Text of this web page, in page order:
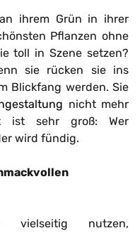
ihrem Grün in ihrer
Pflanzen ohne
toll in Szene setzen?
sie rücken sie ins
Blickfang werden. Sie
nicht mehr
ist sehr groß: Wer
wird fündig.
vielseitig nutzen,